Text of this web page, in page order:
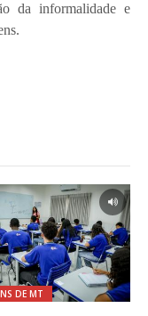
da informalidade e
DE MT